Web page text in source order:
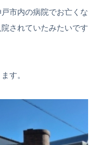
市内の病院でお亡くな
されていたみたいです
す。